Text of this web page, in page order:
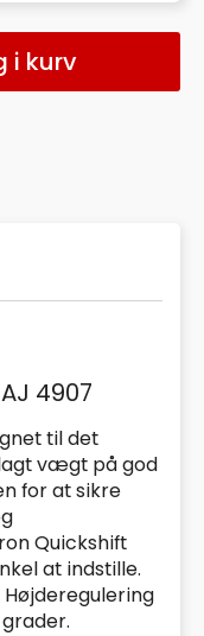
i kurv
4907
til det
vægt på god
for at sikre
Quickshift
at indstille.